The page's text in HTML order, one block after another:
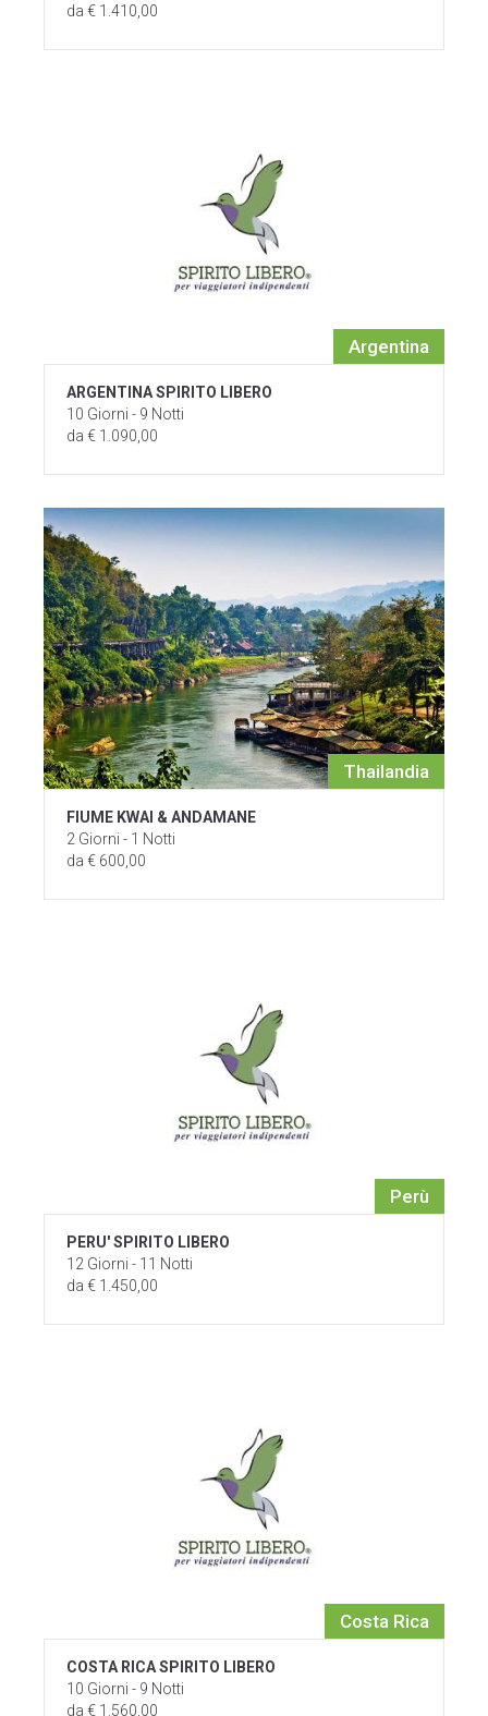
da € 1.410,00
Argentina
ARGENTINA SPIRITO LIBERO
10 Giorni - 9 Notti
da € 1.090,00
Thailandia
FIUME KWAI & ANDAMANE
2 Giorni - 1 Notti
da € 600,00
Perù
PERU' SPIRITO LIBERO
12 Giorni - 11 Notti
da € 1.450,00
Costa Rica
COSTA RICA SPIRITO LIBERO
10 Giorni - 9 Notti
da € 1.560,00